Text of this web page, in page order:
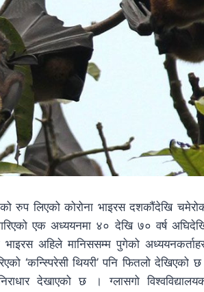
रुप लिएको कोरोना भाइरस दशकौंदेखि
एक अध्ययनमा ४० देखि ७० वर्ष अघिदेखि
अहिले मानिससम्म पुगेको
‘कन्स्पिरेसी थियरी’ पनि फितलो देखिएको
देखाएको छ । ग्लासगो